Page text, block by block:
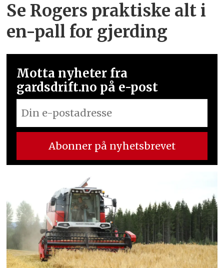
Se Rogers praktiske alt i
en-pall for gjerding
Motta nyheter fra
gardsdrift.no på e-post